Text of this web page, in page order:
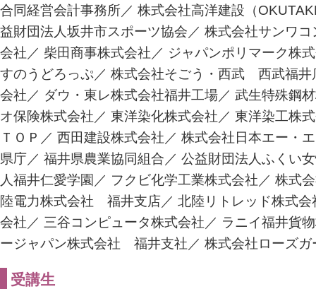
合同経営会計事務所／ 株式会社高洋建設（
益財団法人坂井市スポーツ協会／ 株式会社サンワ
会社／ 柴田商事株式会社／ ジャパンポリマーク株
すのうどろっぷ／ 株式会社そごう・西武 西武福井
会社／ ダウ・東レ株式会社福井工場／ 武生特殊鋼
オ保険株式会社／ 東洋染化株式会社／ 東洋染工株
ＴＯＰ／ 西田建設株式会社／ 株式会社日本エー・
県庁／ 福井県農業協同組合／ 公益財団法人ふくい
人福井仁愛学園／ フクビ化学工業株式会社／ 株式
陸電力株式会社 福井支店／ 北陸リトレッド株式会
会社／ 三谷コンピュータ株式会社／ ラニイ福井貨
ージャパン株式会社 福井支社／ 株式会社ローズガ
受講生